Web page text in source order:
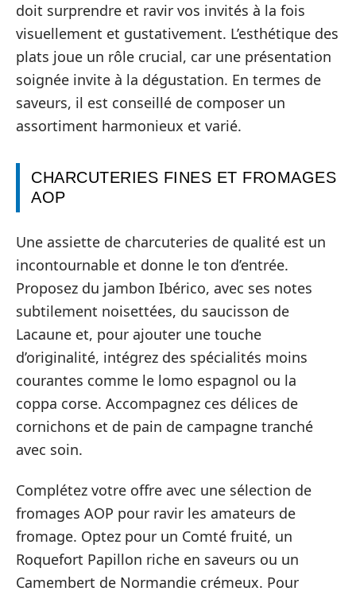
doit surprendre et ravir vos invités à la fois
visuellement et gustativement. L’esthétique des
plats joue un rôle crucial, car une présentation
soignée invite à la dégustation. En termes de
saveurs, il est conseillé de composer un
assortiment harmonieux et varié.
CHARCUTERIES FINES ET FROMAGES
AOP
Une assiette de charcuteries de qualité est un
incontournable et donne le ton d’entrée.
Proposez du jambon Ibérico, avec ses notes
subtilement noisettées, du saucisson de
Lacaune et, pour ajouter une touche
d’originalité, intégrez des spécialités moins
courantes comme le lomo espagnol ou la
coppa corse. Accompagnez ces délices de
cornichons et de pain de campagne tranché
avec soin.
Complétez votre offre avec une sélection de
fromages AOP pour ravir les amateurs de
fromage. Optez pour un Comté fruité, un
Roquefort Papillon riche en saveurs ou un
Camembert de Normandie crémeux. Pour